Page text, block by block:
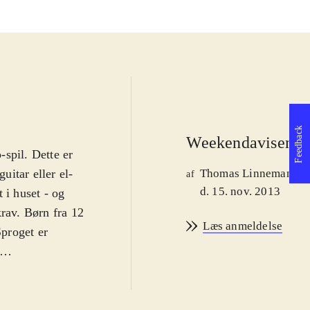
spil. Dette er
eller el-
i huset - og
Børn fra 12
er
Weekendavisen
af Thomas Linnemann
d. 15. nov. 2013
Læs anmeldelse
Feedback